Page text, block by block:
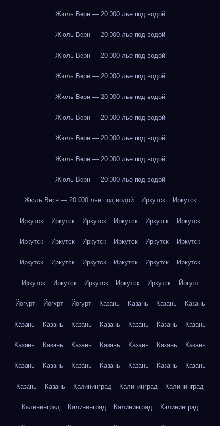
Жюль Верн — 20 000 лье под водой
Жюль Верн — 20 000 лье под водой
Жюль Верн — 20 000 лье под водой
Жюль Верн — 20 000 лье под водой
Жюль Верн — 20 000 лье под водой
Жюль Верн — 20 000 лье под водой
Жюль Верн — 20 000 лье под водой
Жюль Верн — 20 000 лье под водой
Жюль Верн — 20 000 лье под водой
Жюль Верн — 20 000 лье под водой Иркутск Иркутск
Иркутск Иркутск Иркутск Иркутск Иркутск Иркутск
Иркутск Иркутск Иркутск Иркутск Иркутск Иркутск
Иркутск Иркутск Иркутск Иркутск Иркутск Иркутск
Иркутск Иркутск Иркутск Иркутск Иркутск Йогурт
Йогурт Йогурт Йогурт Казань Казань Казань Казань
Казань Казань Казань Казань Казань Казань Казань
Казань Казань Казань Казань Казань Казань Казань
Казань Казань Казань Казань Казань Казань Казань
Казань Казань Калининград Калининград Калининград
Калининград Калининград Калининград Калининград